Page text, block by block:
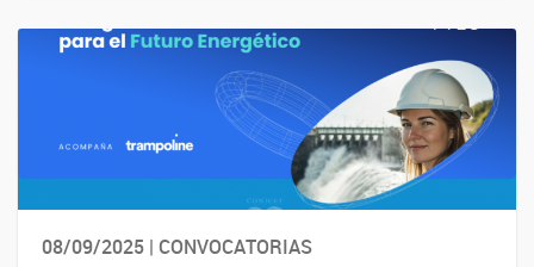
08/09/2025 | CONVOCATORIAS